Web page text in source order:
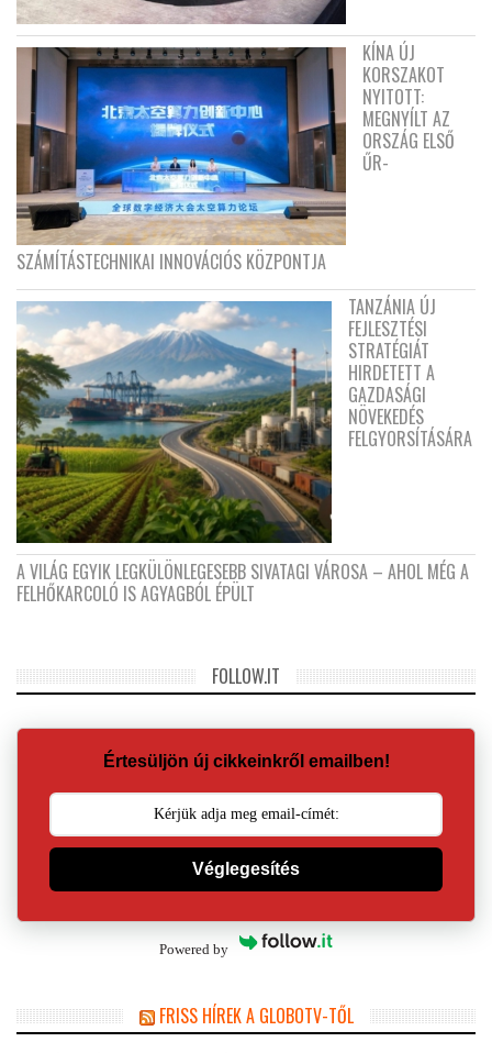
KÍNA ÚJ
KORSZAKOT
NYITOTT:
MEGNYÍLT AZ
ORSZÁG ELSŐ
ŰR-
SZÁMÍTÁSTECHNIKAI INNOVÁCIÓS KÖZPONTJA
TANZÁNIA ÚJ
FEJLESZTÉSI
STRATÉGIÁT
HIRDETETT A
GAZDASÁGI
NÖVEKEDÉS
FELGYORSÍTÁSÁRA
A VILÁG EGYIK LEGKÜLÖNLEGESEBB SIVATAGI VÁROSA – AHOL MÉG A
FELHŐKARCOLÓ IS AGYAGBÓL ÉPÜLT
FOLLOW.IT
Értesüljön új cikkeinkről emailben!
Véglegesítés
Powered by
FRISS HÍREK A GLOBOTV-TŐL